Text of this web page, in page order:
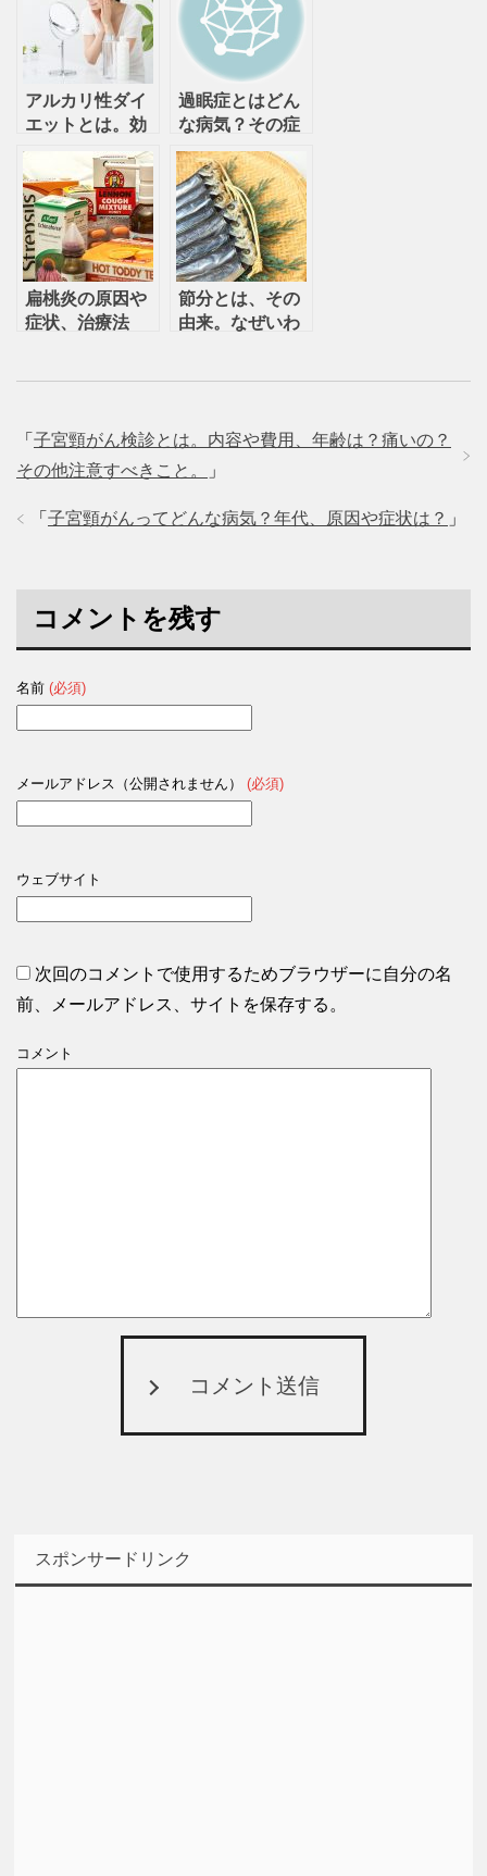
アルカリ性ダイ
エットとは。効
果や注意点は？
オススメの食べ
物は？
過眠症とはどん
な病気？その症
状や原因、治療
方法は？
扁桃炎の原因や
症状、治療法
節分とは、その
由来。なぜいわ
「 子宮頸がん検診とは。内容や費用、年齢は？痛いの？
その他注意すべきこと。
」
「 子宮頸がんってどんな病気？年代、原因や症状は？ 」
コメントを残す
名前 (必須)
メールアドレス（公開されません） (必須)
ウェブサイト
次回のコメントで使用するためブラウザーに自分の名
前、メールアドレス、サイトを保存する。
コメント
コメント送信
スポンサードリンク